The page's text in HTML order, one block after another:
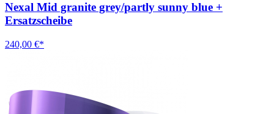
Nexal Mid granite grey/partly sunny blue +
Ersatzscheibe
240,00 €*